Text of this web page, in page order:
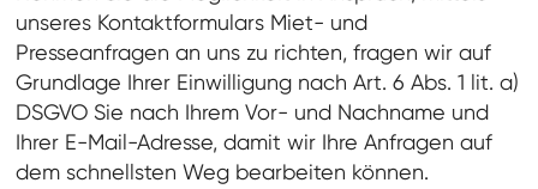
unseres Kontaktformulars Miet- und
Presseanfragen an uns zu richten, fragen wir auf
Grundlage Ihrer Einwilligung nach Art. 6 Abs. 1 lit. a)
DSGVO Sie nach Ihrem Vor- und Nachname und
Ihrer E-Mail-Adresse, damit wir Ihre Anfragen auf
dem schnellsten Weg bearbeiten können.